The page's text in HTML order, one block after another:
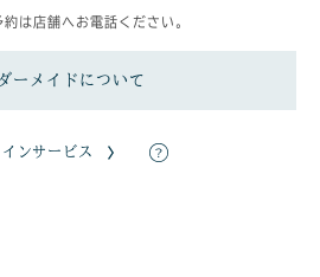
は店舗へお電話ください。
ーメイドについて
ンサービス